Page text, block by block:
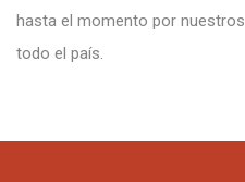
hasta el momento por
todo el país.